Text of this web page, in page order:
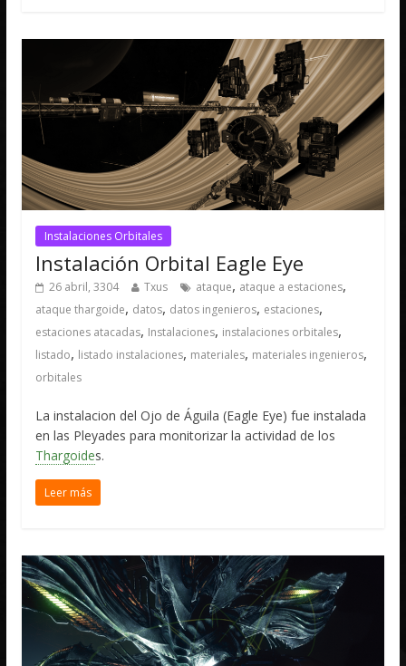
Instalaciones Orbitales
Instalación Orbital Eagle Eye
26 abril, 3304 Txus ataque, ataque a estaciones,
ataque thargoide, datos, datos ingenieros, estaciones,
estaciones atacadas, Instalaciones, instalaciones orbitales,
listado, listado instalaciones, materiales, materiales ingenieros,
orbitales
La instalacion del Ojo de Águila (Eagle Eye) fue instalada
en las Pleyades para monitorizar la actividad de los
Thargoides.
Leer más